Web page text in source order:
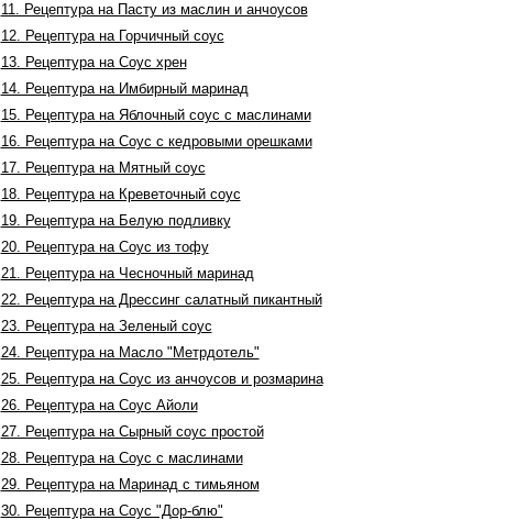
11. Рецептура на Пасту из маслин и анчоусов
12. Рецептура на Горчичный соус
13. Рецептура на Соус хрен
14. Рецептура на Имбирный маринад
15. Рецептура на Яблочный соус с маслинами
16. Рецептура на Соус с кедровыми орешками
17. Рецептура на Мятный соус
18. Рецептура на Креветочный соус
19. Рецептура на Белую подливку
20. Рецептура на Соус из тофу
21. Рецептура на Чесночный маринад
22. Рецептура на Дрессинг салатный пикантный
23. Рецептура на Зеленый соус
24. Рецептура на Масло "Метрдотель"
25. Рецептура на Соус из анчоусов и розмарина
26. Рецептура на Соус Айоли
27. Рецептура на Сырный соус простой
28. Рецептура на Соус с маслинами
29. Рецептура на Маринад с тимьяном
30. Рецептура на Соус "Дор-блю"